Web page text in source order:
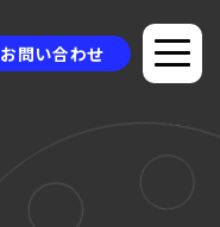
お問い合わせ